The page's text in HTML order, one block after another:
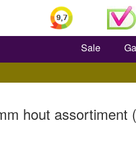
Zoeken
Sale
hout assortiment